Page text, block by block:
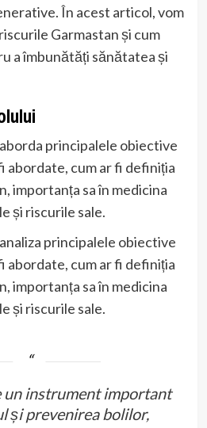
În acest articol, vom
Garmastan și cum
a îmbunătăți sănătatea și
principalele obiective
abordate, cum ar fi definiția
importanța sa în medicina
și riscurile sale.
principalele obiective
abordate, cum ar fi definiția
importanța sa în medicina
și riscurile sale.
un instrument important
și prevenirea bolilor,